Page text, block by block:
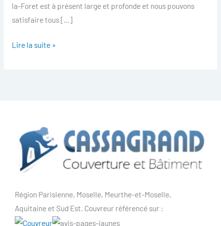
la-Foret est à présent large et profonde et nous pouvons
satisfaire tous […]
Lire la suite »
Région Parisienne, Moselle, Meurthe-et-Moselle,
Aquitaine et Sud Est. Couvreur référencé sur :